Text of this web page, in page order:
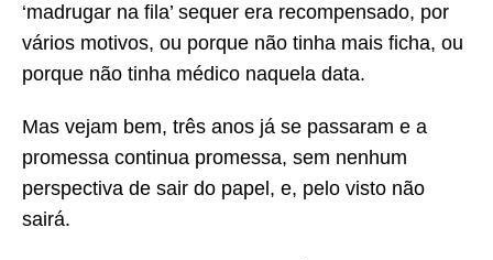
‘madrugar na fila’ sequer era recompensado, por
vários motivos, ou porque não tinha mais ficha, ou
porque não tinha médico naquela data.
Mas vejam bem, três anos já se passaram e a
promessa continua promessa, sem nenhum
perspectiva de sair do papel, e, pelo visto não
sairá.